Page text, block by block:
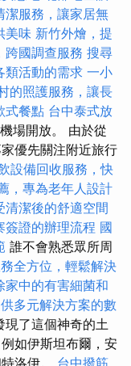
潔服務，讓家居無
美味 新竹外燴，提
跨國調查服務 搜尋
類活動的需求 一小
的照護服務，讓長
式餐點 台中泰式放
場開放。 由於從
優先關注附近旅行
設備回收服務，快
，專為老年人設計
清潔後的舒適空間
簽證的辦理流程 國
誰不會熟悉眾所周
全方位，輕鬆解決
家中的有害細菌和
多元解決方案的數
了這個神奇的土
如伊斯坦布爾，安
洛伊。 台中撥筋